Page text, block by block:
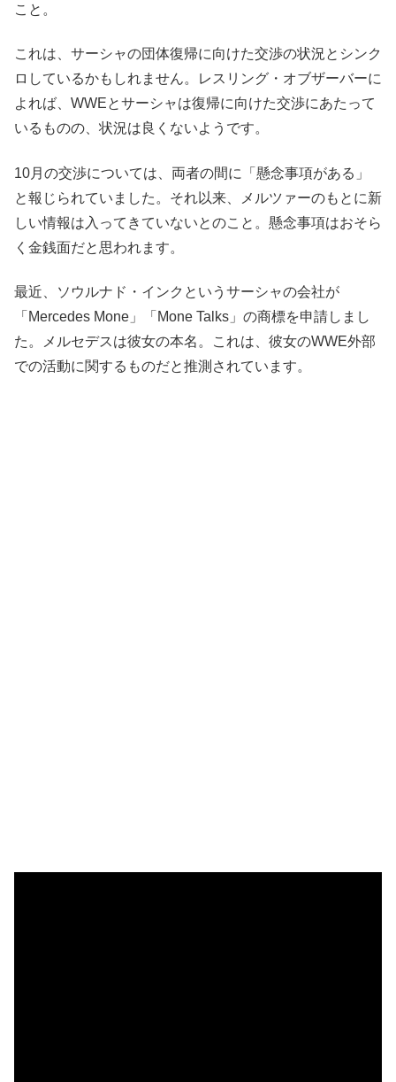
こと。
これは、サーシャの団体復帰に向けた交渉の状況とシンク
ロしているかもしれません。レスリング・オブザーバーに
よれば、WWEとサーシャは復帰に向けた交渉にあたって
いるものの、状況は良くないようです。
10月の交渉については、両者の間に「懸念事項がある」
と報じられていました。それ以来、メルツァーのもとに新
しい情報は入ってきていないとのこと。懸念事項はおそら
く金銭面だと思われます。
最近、ソウルナド・インクというサーシャの会社が
「Mercedes Mone」「Mone Talks」の商標を申請しまし
た。メルセデスは彼女の本名。これは、彼女のWWE外部
での活動に関するものだと推測されています。